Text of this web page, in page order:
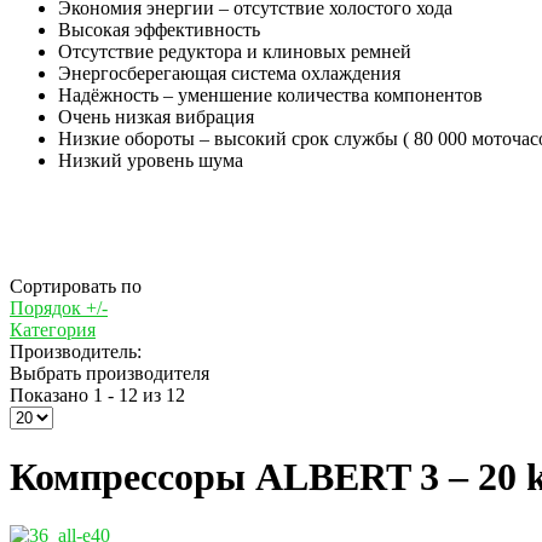
Экономия энергии – отсутствие холостого хода
Высокая эффективность
Отсутствие редуктора и клиновых ремней
Энергосберегающая система охлаждения
Надёжность – уменшение количества компонентов
Очень низкая вибрация
Низкие обороты – высокий срок службы ( 80 000
Низкий уровень шума
Сортировать по
Порядок +/-
Категория
Производитель:
Выбрать производителя
Показано 1 - 12 из 12
Компрессоры ALBERT 3 – 20